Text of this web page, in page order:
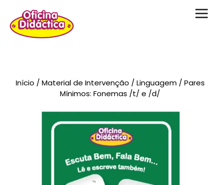
Brinquedos
Testes Psicológicos
Material de Intervenção
Livraria
Formação
Início /Material de Intervenção /Linguagem/ Pares
Mínimos: Fonemas /t/ e /d/